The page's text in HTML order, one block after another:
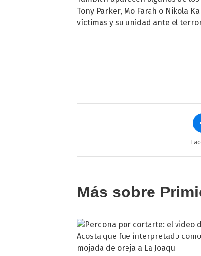
Tony Parker, Mo Farah o Nikola
víctimas y su unidad ante el
Más sobre